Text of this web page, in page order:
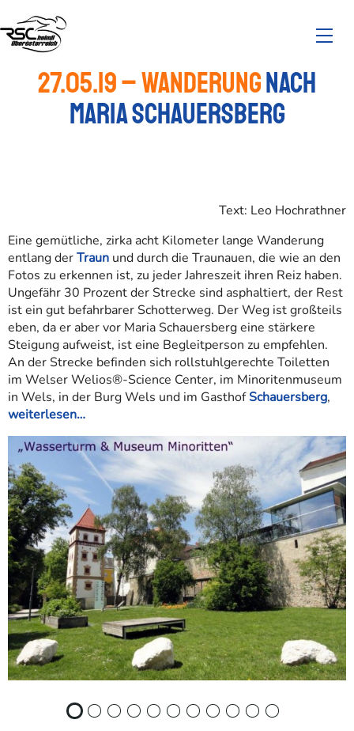
27.05.19 – Wanderungnach
Maria Schauersberg
Text: Leo Hochrathner
Eine gemütliche, zirka acht Kilometer lange Wanderung
entlang derTraun und durch die Traunauen, die wie an den
Fotos zu erkennen ist, zu jeder Jahreszeit ihren Reiz haben.
Ungefähr 30 Prozent der Strecke sind asphaltiert, der Rest
ist ein gut befahrbarer Schotterweg. Der Weg ist großteils
eben, da er aber vor Maria Schauersberg eine stärkere
Steigung aufweist, ist eine Begleitperson zu empfehlen.
An der Strecke befinden sich rollstuhlgerechte Toiletten
im Welser Welios®-Science Center, im Minoritenmuseum
in Wels, in der Burg Wels und im GasthofSchauersberg,
weiterlesen…